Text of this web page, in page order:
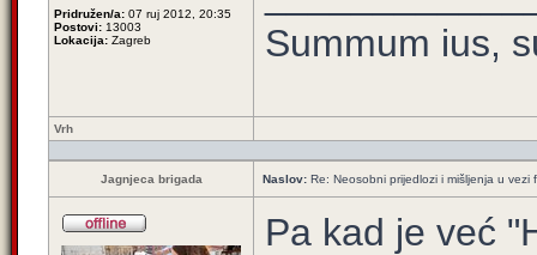
Pridružen/a: 07 ruj 2012, 20:35
Postovi: 13003
Lokacija: Zagreb
Summum ius,
Vrh
Jagnjeca brigada Naslov: Re: Neosobni prijedlozi i mišljenja u vezi
Pa kad je već